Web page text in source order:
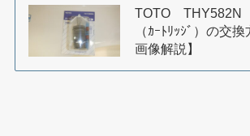
TOTO THY582N
（ｶｰﾄﾘｯｼﾞ）の交
画像解説】